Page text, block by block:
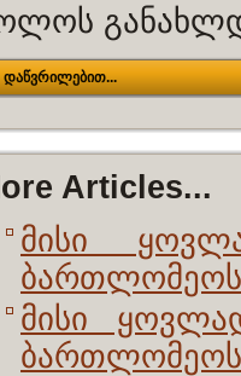
დაწვრილებით...
Articles...
მისი
ბართლომეოს
მისი